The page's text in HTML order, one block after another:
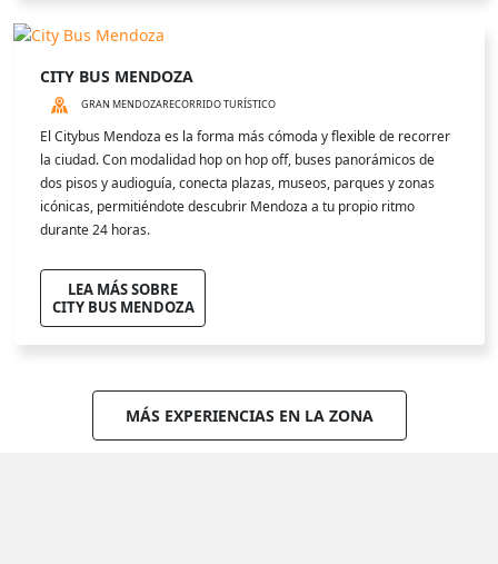
CITY BUS MENDOZA
GRAN MENDOZARECORRIDO TURÍSTICO
El Citybus Mendoza es la forma más cómoda y flexible de recorrer
la ciudad. Con modalidad hop on hop off, buses panorámicos de
dos pisos y audioguía, conecta plazas, museos, parques y zonas
icónicas, permitiéndote descubrir Mendoza a tu propio ritmo
durante 24 horas.
LEA MÁS SOBRE
CITY BUS MENDOZA
MÁS EXPERIENCIAS EN LA ZONA